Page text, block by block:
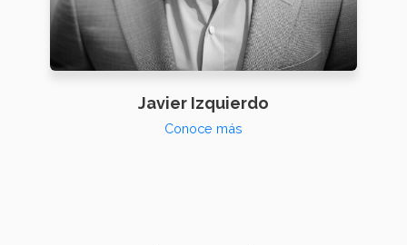
Javier Izquierdo
Conoce más